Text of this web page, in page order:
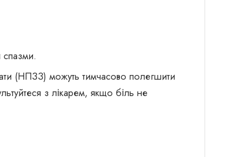
(НПЗЗ) можуть тимчасово полегшити
з лікарем, якщо біль не